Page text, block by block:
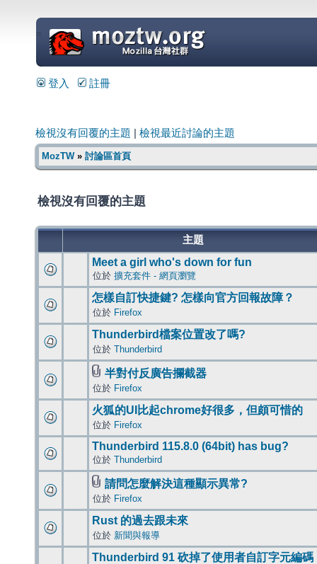
=
登入 註冊
檢視沒有回覆的主題 檢視最近討論的主題
MozTW» 討論區首頁
檢視沒有回覆的主題
主題
Meet a girl who's down for fun
位於 擴充套件 - 網頁瀏覽
怎樣自訂快捷鍵? 怎樣向官方回報故障？
位於 Firefox
Thunderbird檔案位置改了嗎?
位於 Thunderbird
半對付反廣告攔截器
位於 Firefox
火狐的UI比起chrome好很多，但頗可惜的
位於 Firefox
Thunderbird 115.8.0 (64bit) has bug?
位於 Thunderbird
請問怎麼解決這種顯示異常?
位於 Firefox
Rust 的過去跟未來
位於 新聞與報導
Thunderbird 91 砍掉了使用者自訂字元編碼